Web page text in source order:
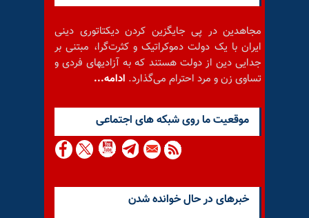
مجاهدین در پی جایگزین کردن دیکتاتوری دینی
ایران با یک دولت دموکراتیک و کثرت‌گرا، مبتنی بر
جدایی دین از دولت هستند که به آزادیهای فردی و
تساوی زن و مرد احترام می‌گذارد. ادامه...
موقعيت ما روى شبكه هاى اجتماعى
خبرهای در حال خوانده شدن